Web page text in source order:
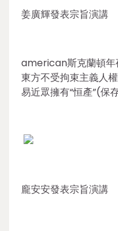
姜廣輝發表宗旨演講
american斯克蘭頓年
東方不受拘束主義人
易近眾擁有“恒產”(保
龐安安發表宗旨演講